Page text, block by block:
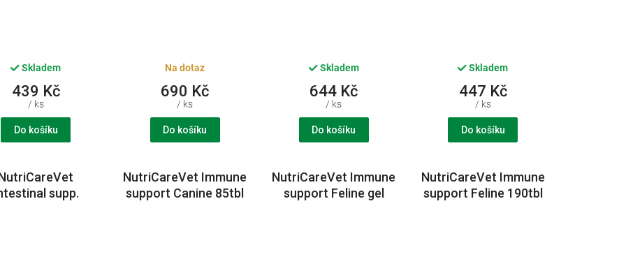
Skladem
439 Kč
/ ks
Do košíku
Na dotaz
690 Kč
/ ks
Do košíku
Skladem
644 Kč
/ ks
Do košíku
Skladem
447 Kč
/ ks
Do košíku
supp.
NutriCareVet Immune
support Canine 85tbl
NutriCareVet Immune
support Feline gel
NutriCareVet Immune
support Feline 190tbl